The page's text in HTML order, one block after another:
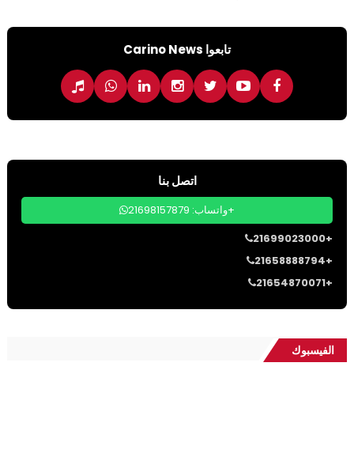
تابعوا Carino News
اتصل بنا
واتساب: 21698157879+
21699023000+
21658888794+
21654870071+
الفيسبوك